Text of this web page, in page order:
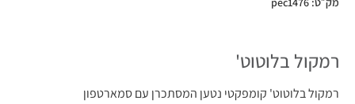
רמקול בלוטוט'
רמקול בלוטוט' קומפקטי נטען המסתכרן עם סמארטפון